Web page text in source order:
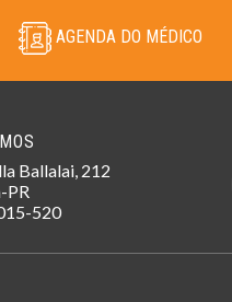
AGENDA DO MÉDICO
Ballalai, 212
PR
520